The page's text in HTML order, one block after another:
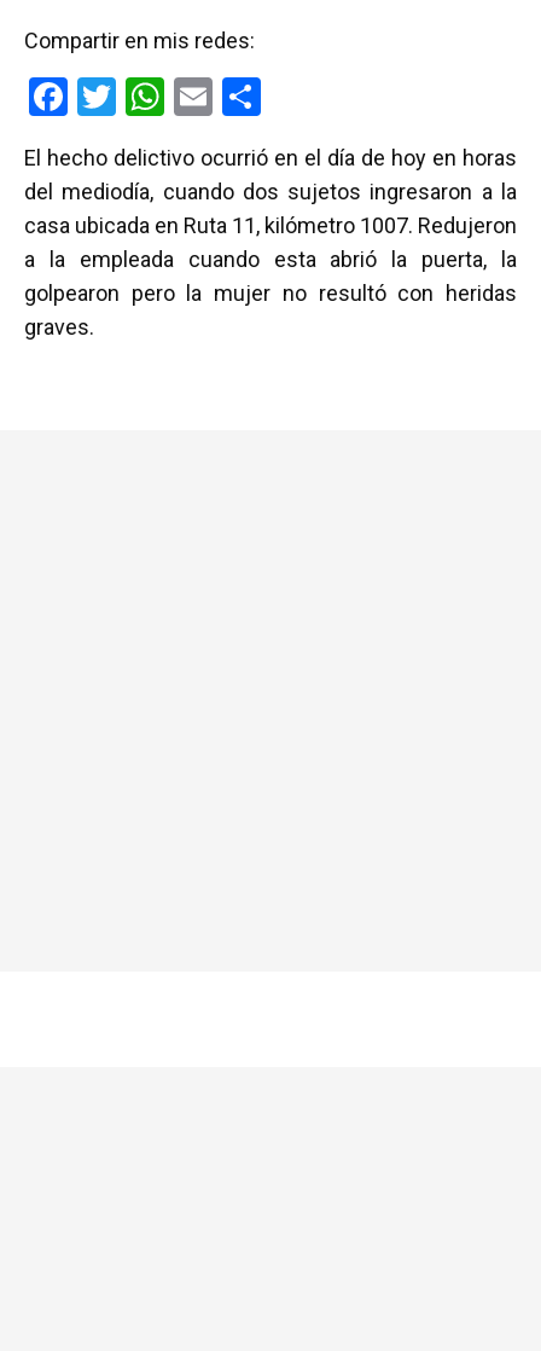
Compartir en mis redes:
F
ce
b
o
o
k
T
tt
er
W
at
s
A
p
E
ail m
p
ar
tir
El hecho delictivo ocurrió en el día de hoy en horas
del mediodía, cuando dos sujetos ingresaron a la
casa ubicada en Ruta 11, kilómetro 1007. Redujeron
a la empleada cuando esta abrió la puerta, la
golpearon pero la mujer no resultó con heridas
graves.